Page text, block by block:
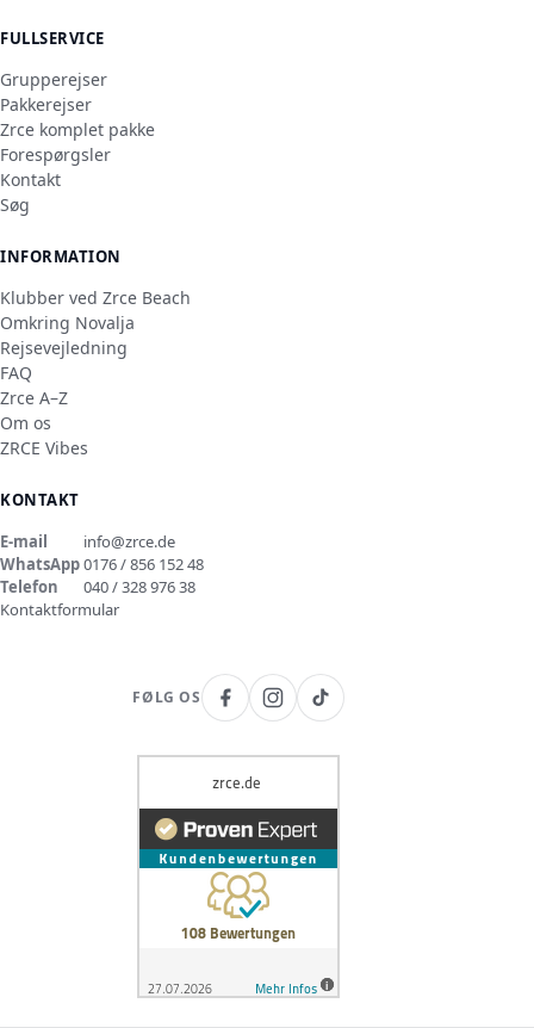
FULLSERVICE
Grupperejser
Pakkerejser
Zrce komplet pakke
Forespørgsler
Kontakt
Søg
INFORMATION
Klubber ved Zrce Beach
Omkring Novalja
Rejsevejledning
FAQ
Zrce A–Z
Om os
ZRCE Vibes
KONTAKT
E-mail
info@zrce.de
WhatsApp0176 / 856 152 48
Telefon
040 / 328 976 38
Kontaktformular
FØLG OS